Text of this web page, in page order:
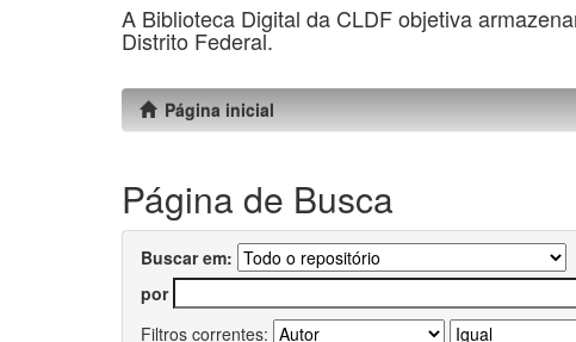
A Biblioteca Digital da CLDF objetiva
Distrito Federal.
Página inicial
Página de Busca
Buscar em:
por
Filtros correntes: